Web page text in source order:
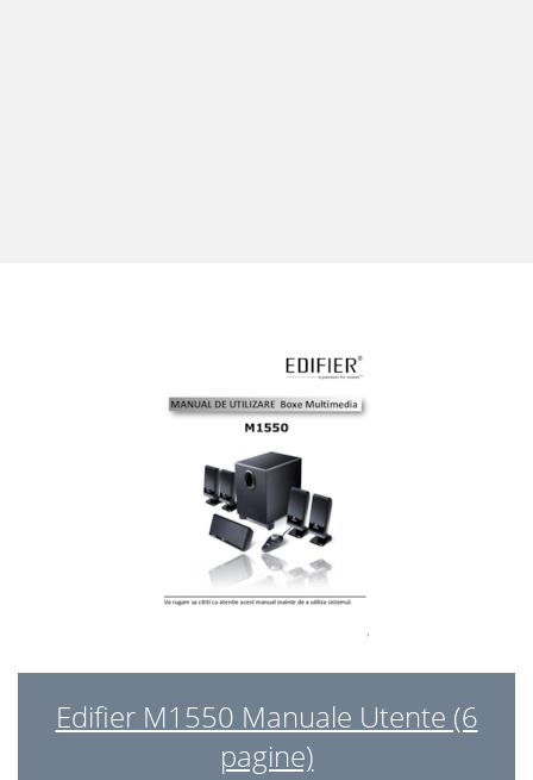
Edifier M1550 Manuale Utente (6
pagine)